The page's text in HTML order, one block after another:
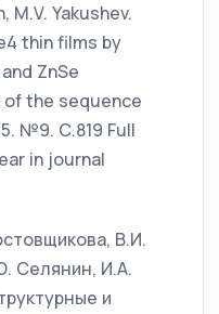
M.V. Yakushev.
thin films by
ZnSe
the sequence
№9. С.819 Full
in journal
В.И.
Селянин, И.А.
и